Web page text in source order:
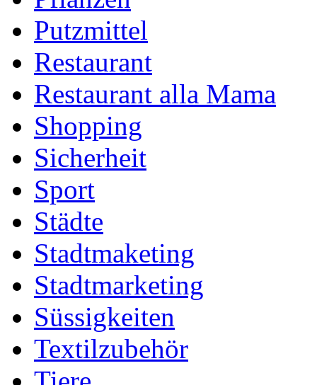
Putzmittel
Restaurant
Restaurant alla Mama
Shopping
Sicherheit
Sport
Städte
Stadtmaketing
Stadtmarketing
Süssigkeiten
Textilzubehör